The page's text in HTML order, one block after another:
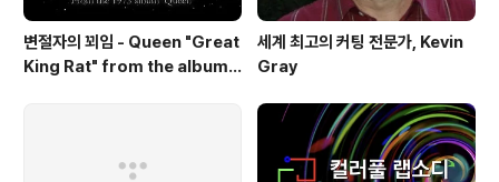
변절자의 꾀임 - Queen "Great
King Rat" from the album
세계 최고의 커팅 전문가, Kevin
Gray